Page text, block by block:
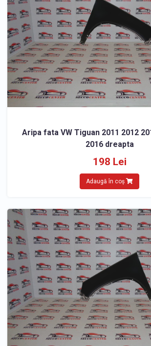
Aripa fata VW Tiguan 2011 2012
2016 dreapta
198 Lei
Adaugă în coș